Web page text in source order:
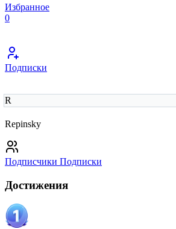
Избранное
0
Подписки
R
Repinsky
Подписчики Подписки
Достижения